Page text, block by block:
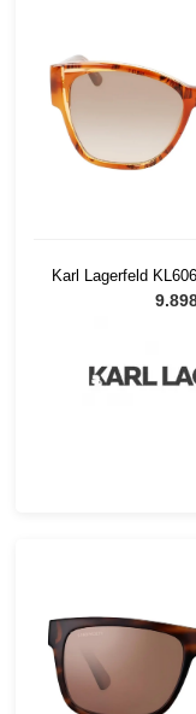
Karl Lagerfeld
Kadın